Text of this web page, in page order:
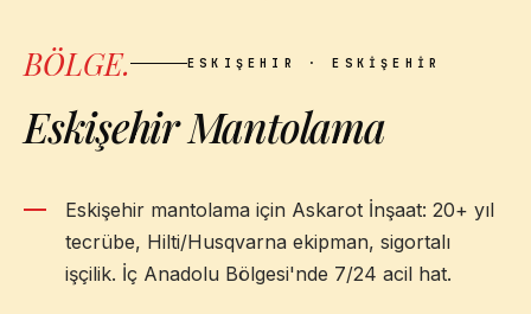
BÖLGE. ESKIŞEHIR · ESKIŞEHIR
Eskişehir Mantolama
Eskişehir mantolama için Askarot İnşaat: 20+ yıl
tecrübe, Hilti/Husqvarna ekipman, sigortalı
işçilik. İç Anadolu Bölgesi'nde 7/24 acil hat.